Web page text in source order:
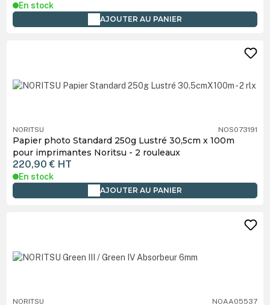
En stock
AJOUTER AU PANIER
NORITSU NOS073191
Papier photo Standard 250g Lustré 30,5cm x 100m
pour imprimantes Noritsu - 2 rouleaux
220,90 € HT
En stock
AJOUTER AU PANIER
NORITSU NOAA05537